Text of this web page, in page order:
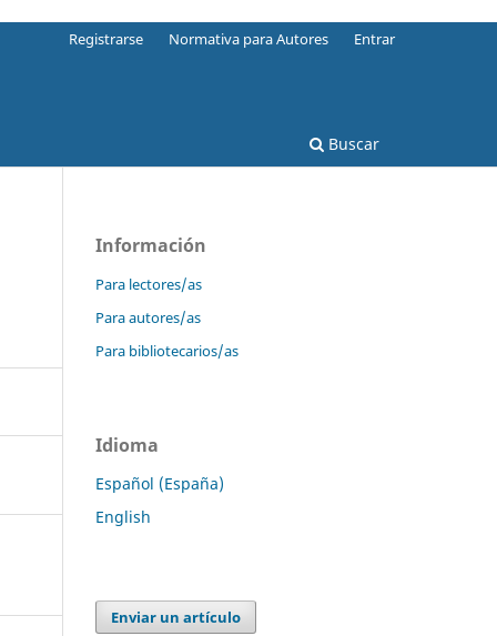
Buscar
Registrarse Normativa para Autores Entrar
Información
Para lectores/as
Para autores/as
Para bibliotecarios/as
Idioma
Español (España)
English
Enviar un artículo